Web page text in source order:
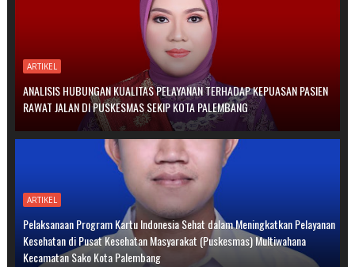
ARTIKEL
ANALISIS HUBUNGAN KUALITAS PELAYANAN TERHADAP KEPUASAN PASIEN
RAWAT JALAN DI PUSKESMAS SEKIP KOTA PALEMBANG
ARTIKEL
Pelaksanaan Program Kartu Indonesia Sehat dalam Meningkatkan Pelayanan
Kesehatan di Pusat Kesehatan Masyarakat (Puskesmas) Multiwahana
Kecamatan Sako Kota Palembang